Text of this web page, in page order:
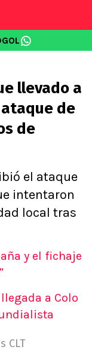
llevado a
de
de
el ataque
intentaron
local tras
y el fichaje
a Colo
CLT